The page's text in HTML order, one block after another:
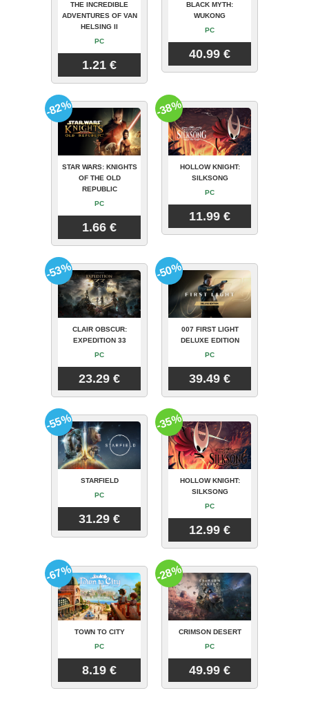
THE INCREDIBLE
ADVENTURES OF VAN
HELSING II
PC
1.21 €
BLACK MYTH:
WUKONG
PC
40.99 €
STAR WARS: KNIGHTS
OF THE OLD
REPUBLIC
PC
1.66 €
-82%
HOLLOW KNIGHT:
SILKSONG
PC
11.99 €
-38%
CLAIR OBSCUR:
EXPEDITION 33
PC
23.29 €
-53%
007 FIRST LIGHT
DELUXE EDITION
PC
39.49 €
-50%
STARFIELD
PC
31.29 €
-55%
HOLLOW KNIGHT:
SILKSONG
PC
12.99 €
-35%
TOWN TO CITY
PC
8.19 €
-67%
CRIMSON DESERT
PC
49.99 €
-28%